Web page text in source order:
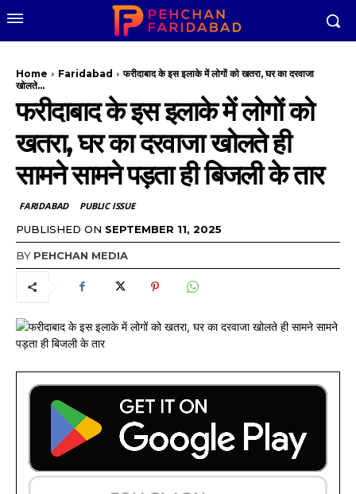
Home Faridabad
फरीदाबाद के इस इलाके में लोगों को खतरा, घर का दरवाजा
खोलते...
फरीदाबाद के इस इलाके में लोगों को
खतरा, घर का दरवाजा खोलते ही
सामने सामने पड़ता ही बिजली के तार
FARIDABAD PUBLIC ISSUE
PUBLISHED ON SEPTEMBER 11, 2025
BY PEHCHAN MEDIA